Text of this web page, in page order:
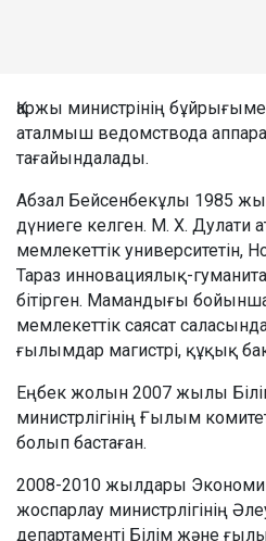
Қаржы министрінің
аталмыш ведомствода
тағайындалады.
Абзал Бейсенбекұлы 1985
дүниеге келген. М. Х. Дулати
мемлекеттік университетін,
Тараз инновациялық-
бітірген. Мамандығы бойынша
мемлекеттік саясат
ғылымдар магистрі, құқық
Еңбек жолын 2007 жылы
министрлігінің Ғылым
болып бастаған.
2008-2010 жылдары
жоспарлау министрлігінің
департаменті Білім және